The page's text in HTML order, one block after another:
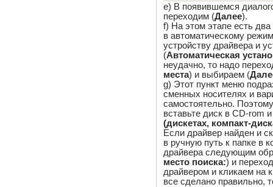
e) В появившемся
переходим (Далее).
f) На этом этапе есть
в автоматическому
устройству драйвера и
(Автоматическая
неудачно, то надо
места) и выбираем (
g) Этот пункт меню
сменных носителях и
самостоятельно.
вставьте диск в CD-rom
(дискетах, компакт-
Если драйвер найден и
в ручную путь к папке в
драйвера следующим
место поиска:) и
драйвером и кликаем на
все сделано правильно,